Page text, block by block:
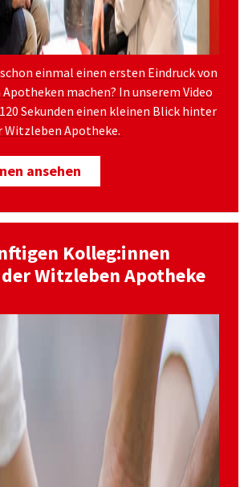
einmal einen ersten Eindruck von
machen? In unserem Video
Sekunden einen kleinen Blick hinter
Witzleben Apotheke.
ansehen
Kolleg:innen
der Witzleben Apotheke